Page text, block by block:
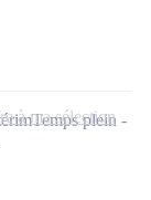
Temps plein
à ma sélection